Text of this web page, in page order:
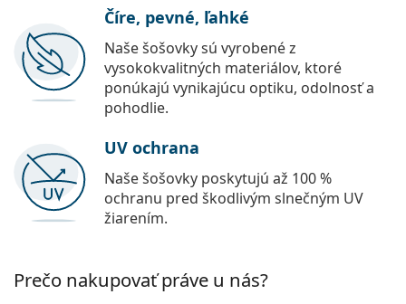
Číre, pevné, ľahké
Naše šošovky sú vyrobené z
vysokokvalitných materiálov, ktoré
ponúkajú vynikajúcu optiku, odolnosť a
pohodlie.
UV ochrana
Naše šošovky poskytujú až 100 %
ochranu pred škodlivým slnečným UV
žiarením.
Prečo nakupovať práve u nás?